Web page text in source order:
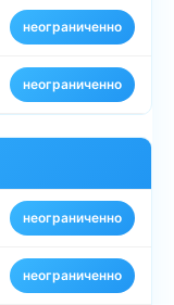
неограниченно
неограниченно
неограниченно
неограниченно